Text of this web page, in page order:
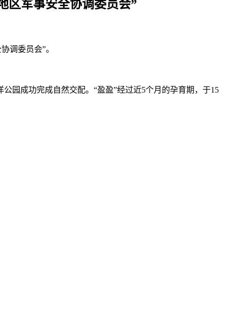
区军事安全协调委员会”
调委员会”。
园成功完成自然交配。“盈盈”经过近5个月的孕育期，于15